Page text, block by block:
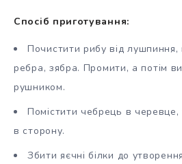
Спосіб приготування:
Почистити рибу від
ребра, зябра. Промити, а потім
рушником.
Помістити чебрець в черевце,
в сторону.
Збити яєчні білки до